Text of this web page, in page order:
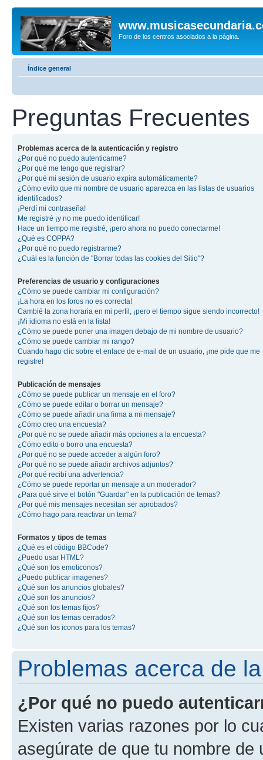
Foro de los centros asociados a la página.
Índice general
Preguntas Frecuentes
Problemas acerca de la autenticación y registro
¿Por qué no puedo autenticarme?
¿Por qué me tengo que registrar?
¿Por qué mi sesión de usuario expira automáticamente?
¿Cómo evito que mi nombre de usuario aparezca en las listas de usuarios
identificados?
¡Perdí mi contraseña!
Me registré ¡y no me puedo identificar!
Hace un tiempo me registré, ¡pero ahora no puedo conectarme!
¿Qué es COPPA?
¿Por qué no puedo registrarme?
¿Cuál es la función de "Borrar todas las cookies del Sitio"?
Preferencias de usuario y configuraciones
¿Cómo se puede cambiar mi configuración?
¡La hora en los foros no es correcta!
Cambié la zona horaria en mi perfil, ¡pero el tiempo sigue siendo incorrecto!
¡Mi idioma no está en la lista!
¿Cómo se puede poner una imagen debajo de mi nombre de usuario?
¿Cómo se puede cambiar mi rango?
Cuando hago clic sobre el enlace de e-mail de un usuario, ¡me pide que me
registre!
Publicación de mensajes
¿Cómo se puede publicar un mensaje en el foro?
¿Cómo se puede editar o borrar un mensaje?
¿Cómo se puede añadir una firma a mi mensaje?
¿Cómo creo una encuesta?
¿Por qué no se puede añadir más opciones a la encuesta?
¿Cómo edito o borro una encuesta?
¿Por qué no se puede acceder a algún foro?
¿Por qué no se puede añadir archivos adjuntos?
¿Por qué recibí una advertencia?
¿Cómo se puede reportar un mensaje a un moderador?
¿Para qué sirve el botón "Guardar" en la publicación de temas?
¿Por qué mis mensajes necesitan ser aprobados?
¿Cómo hago para reactivar un tema?
Formatos y tipos de temas
¿Qué es el código BBCode?
¿Puedo usar HTML?
¿Qué son los emoticonos?
¿Puedo publicar imagenes?
¿Qué son los anuncios globales?
¿Qué son los anuncios?
¿Qué son los temas fijos?
¿Qué son los temas cerrados?
¿Qué son los iconos para los temas?
Problemas acerca de
¿Por qué no puedo
Existen varias razones por lo
asegúrate de que tu nombre